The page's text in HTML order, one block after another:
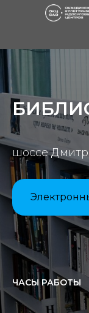
шоссе
ЧАСЫ РАБОТЫ